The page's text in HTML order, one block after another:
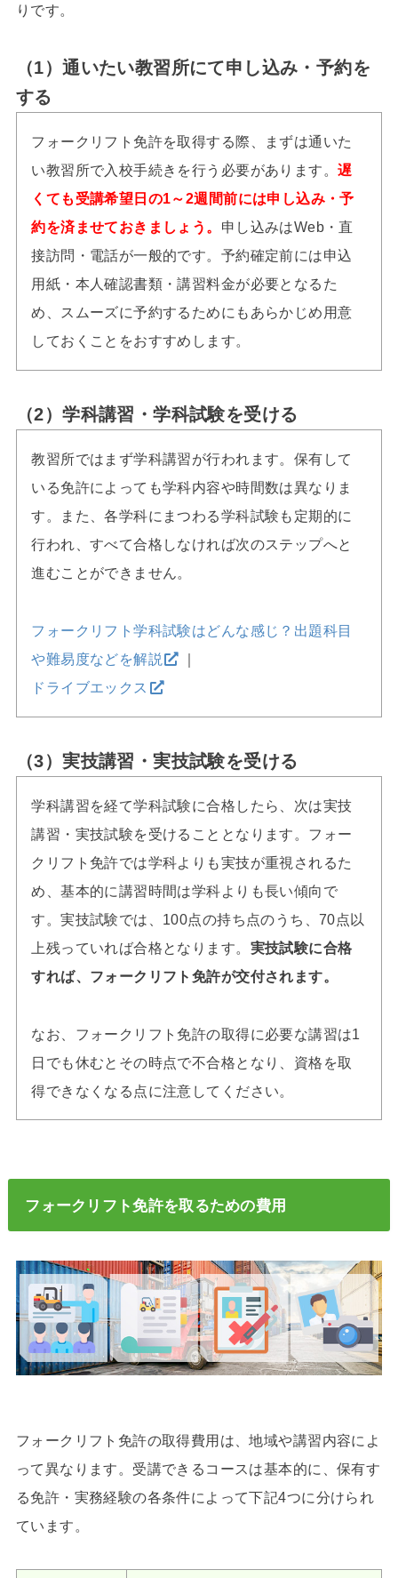
りです。
（1）通いたい教習所にて申し込み・予約を
する
フォークリフト免許を取得する際、まずは通いた
い教習所で入校手続きを行う必要があります。遅
くても受講希望日の1～2週間前には申し込み・予
約を済ませておきましょう。 申し込みはWeb・直
接訪問・電話が一般的です。予約確定前には申込
用紙・本人確認書類・講習料金が必要となるた
め、スムーズに予約するためにもあらかじめ用意
しておくことをおすすめします。
（2）学科講習・学科試験を受ける
教習所ではまず学科講習が行われます。保有して
いる免許によっても学科内容や時間数は異なりま
す。また、各学科にまつわる学科試験も定期的に
行われ、すべて合格しなければ次のステップへと
進むことができません。
フォークリフト学科試験はどんな感じ？出題科目
や難易度などを解説
｜
ドライブエックス
（3）実技講習・実技試験を受ける
学科講習を経て学科試験に合格したら、次は実技
講習・実技試験を受けることとなります。フォー
クリフト免許では学科よりも実技が重視されるた
め、基本的に講習時間は学科よりも長い傾向で
す。実技試験では、100点の持ち点のうち、70点以
上残っていれば合格となります。 実技試験に合格
すれば、フォークリフト免許が交付されます。
なお、フォークリフト免許の取得に必要な講習は1
日でも休むとその時点で不合格となり、資格を取
得できなくなる点に注意してください。
フォークリフト免許を取るための費用
フォークリフト免許の取得費用は、地域や講習内容によ
って異なります。受講できるコースは基本的に、保有す
る免許・実務経験の各条件によって下記4つに分けられ
ています。